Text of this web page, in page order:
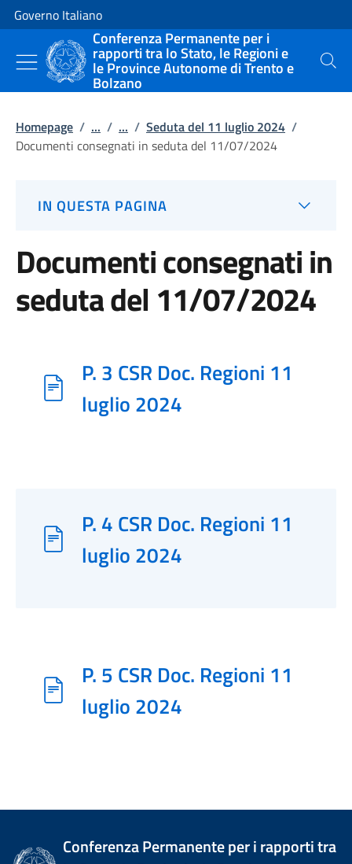
Vai al contenuto
Vai alla navigazione del sito
Governo Italiano
Conferenza Permanente per i
rapporti tra lo Stato, le Regioni e
le Province Autonome di Trento e
Bolzano
Cerca
Homepage / ... / ... / Seduta del 11 luglio 2024 /
Documenti consegnati in seduta del 11/07/2024
IN QUESTA PAGINA
Documenti consegnati in
seduta del 11/07/2024
P. 3 CSR Doc. Regioni 11
luglio 2024
P. 4 CSR Doc. Regioni 11
luglio 2024
P. 5 CSR Doc. Regioni 11
luglio 2024
Conferenza Permanente per i rapporti tra